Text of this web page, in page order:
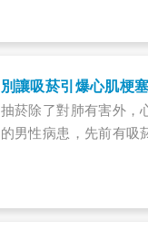
別讓吸菸引爆心肌梗
抽菸除了對肺有害外，
的男性病患，先前有吸